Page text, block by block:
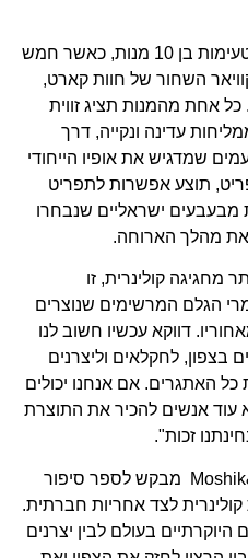
במהלך הפסטיבל יוגש תפריט טעימות בן 10 מנות, כאשר חמש
השחור של חוות קארט,
אחת מהמנות תציג זווית
עדינה ונקייה, דרך
שמדגיש את אופיו הייחודי
תוצע אפשרות לתפריט
מבעבעים ישראליים שנבחרו
ואת מהלך הארוחה.
מחגיגה קולינרית, זו
הגלם המרשימים שנוצרים
דווקא עכשיו חשוב לנו
לחקלאים וליצרנים
כל האתגרים. אם אנחנו יכולים
עוד אנשים להכיר את התוצרת
זכות".
פסטיבל הקוויאר הישראלי של&Moshik מבקש לספר סיפור
לצד אחריות חברתית.
בעולם לבין יצרנים